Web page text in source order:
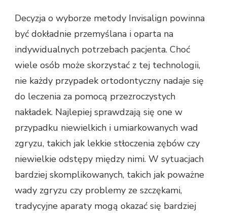
Decyzja o wyborze metody Invisalign powinna
być dokładnie przemyślana i oparta na
indywidualnych potrzebach pacjenta. Choć
wiele osób może skorzystać z tej technologii,
nie każdy przypadek ortodontyczny nadaje się
do leczenia za pomocą przezroczystych
nakładek. Najlepiej sprawdzają się one w
przypadku niewielkich i umiarkowanych wad
zgryzu, takich jak lekkie stłoczenia zębów czy
niewielkie odstępy między nimi. W sytuacjach
bardziej skomplikowanych, takich jak poważne
wady zgryzu czy problemy ze szczękami,
tradycyjne aparaty mogą okazać się bardziej